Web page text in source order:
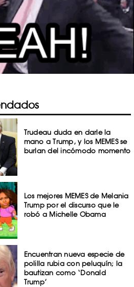
Trudeau duda en darle la
mano a Trump, y los MEMES se
burlan del incómodo momento
Los mejores MEMES de Melania
Trump por el discurso que le
robó a Michelle Obama
Encuentran nueva especie de
polilla rubia con peluquín; la
bautizan como ‘Donald
Trump’